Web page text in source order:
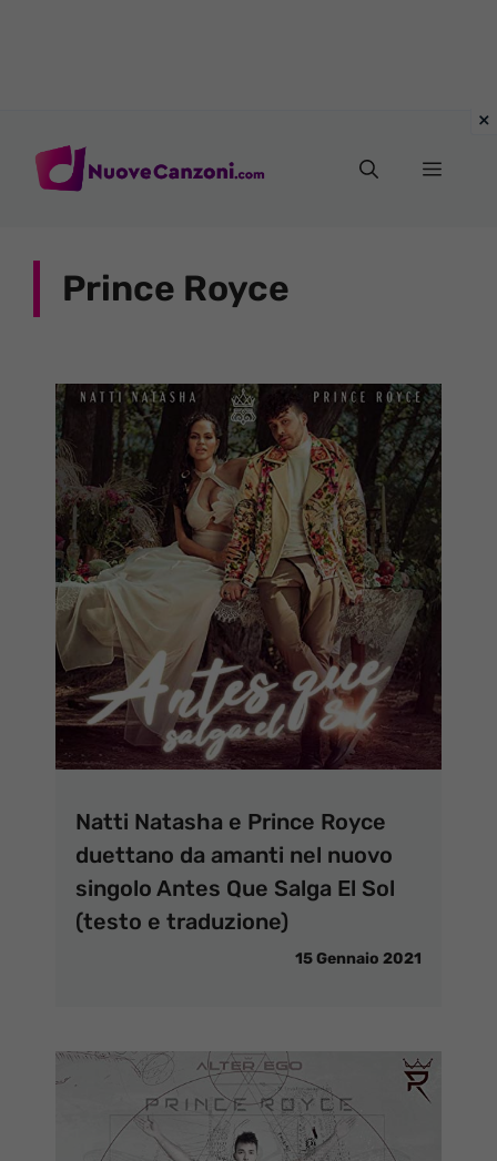
Menu
Prince Royce
Natti Natasha e Prince Royce
duettano da amanti nel nuovo
singolo Antes Que Salga El Sol
(testo e traduzione)
15 Gennaio 2021